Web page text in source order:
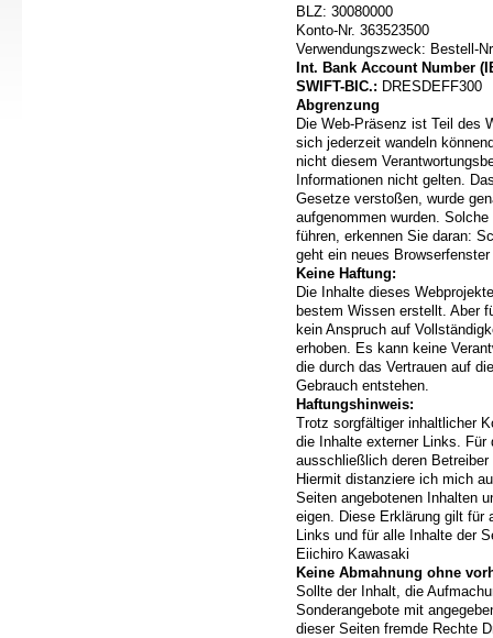
BLZ: 30080000
Konto-Nr. 363523500
Verwendungszweck: Bestell-
Int. Bank Account Number
SWIFT-BIC.: DRESDEFF300
Abgrenzung
Die Web-Präsenz ist Teil des
sich jederzeit wandeln
nicht diesem
Informationen nicht gelten.
Gesetze verstoßen, wurde
aufgenommen wurden.
führen, erkennen Sie daran:
geht ein neues
Keine Haftung:
Die Inhalte dieses
bestem Wissen erstellt. Aber
kein Anspruch auf
erhoben. Es kann keine
die durch das Vertrauen auf
Gebrauch entstehen.
Haftungshinweis:
Trotz sorgfältiger inhaltlicher
die Inhalte externer Links.
ausschließlich deren
Hiermit distanziere ich mich
Seiten angebotenen Inhalten
eigen. Diese Erklärung gilt für
Links und für alle Inhalte der
Eiichiro Kawasaki
Keine Abmahnung ohne
Sollte der Inhalt, die
Sonderangebote mit
dieser Seiten fremde Rechte